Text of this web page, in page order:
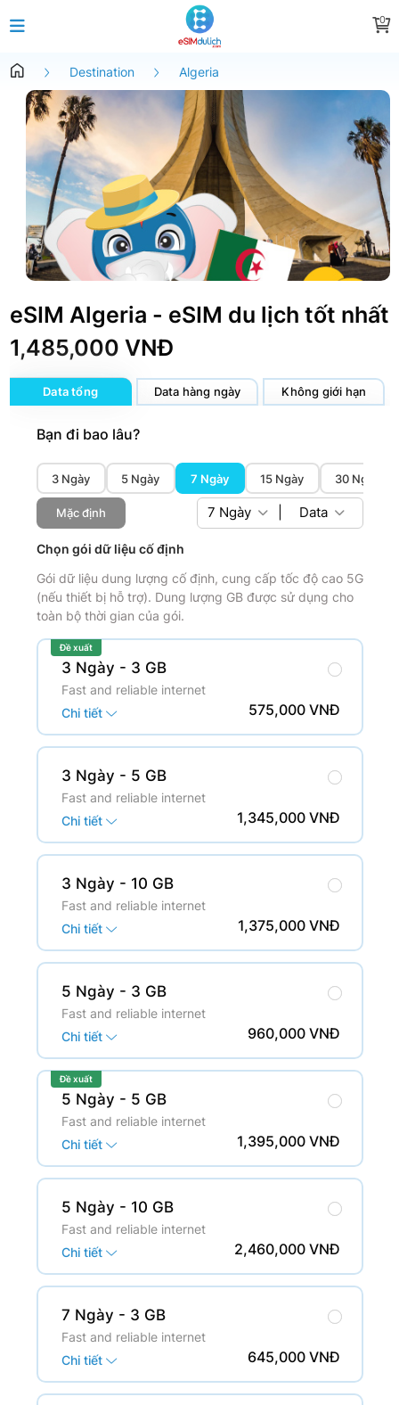
0
Destination Algeria
eSIM Algeria - eSIM du lịch tốt nhất
1,485,000 VNĐ
Data tổng Data hàng ngày Không giới hạn
Bạn đi bao lâu?
3 Ngày 5 Ngày 7 Ngày 15 Ngày 30 Ngày
Mặc định 7 Ngày Data
Chọn gói dữ liệu cố định
Gói dữ liệu dung lượng cố định, cung cấp tốc độ cao 5G
(nếu thiết bị hỗ trợ). Dung lượng GB được sử dụng cho
toàn bộ thời gian của gói.
Đề xuất
3 Ngày - 3 GB
Fast and reliable internet
Chi tiết
575,000 VNĐ
3 Ngày - 5 GB
Fast and reliable internet
Chi tiết
1,345,000 VNĐ
3 Ngày - 10 GB
Fast and reliable internet
Chi tiết
1,375,000 VNĐ
5 Ngày - 3 GB
Fast and reliable internet
Chi tiết
960,000 VNĐ
Đề xuất
5 Ngày - 5 GB
Fast and reliable internet
Chi tiết
1,395,000 VNĐ
5 Ngày - 10 GB
Fast and reliable internet
Chi tiết
2,460,000 VNĐ
7 Ngày - 3 GB
Fast and reliable internet
Chi tiết
645,000 VNĐ